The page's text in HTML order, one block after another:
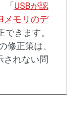
「 USBが認
メモリのデ
できます。
修正策は、
されない問